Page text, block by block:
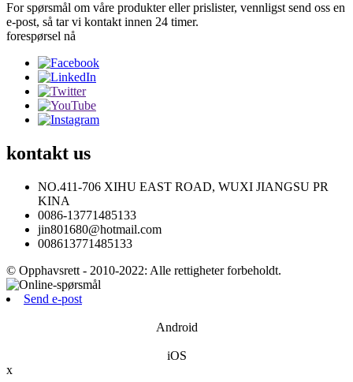
For spørsmål om våre produkter eller prislister, vennligst send oss ​​en
e-post, så tar vi kontakt innen 24 timer.
forespørsel nå
kontakt us
NO.411-706 XIHU EAST ROAD, WUXI JIANGSU PR
KINA
0086-13771485133
jin801680@hotmail.com
008613771485133
© Opphavsrett - 2010-2022: Alle rettigheter forbeholdt.
Send e-post
Android
iOS
x